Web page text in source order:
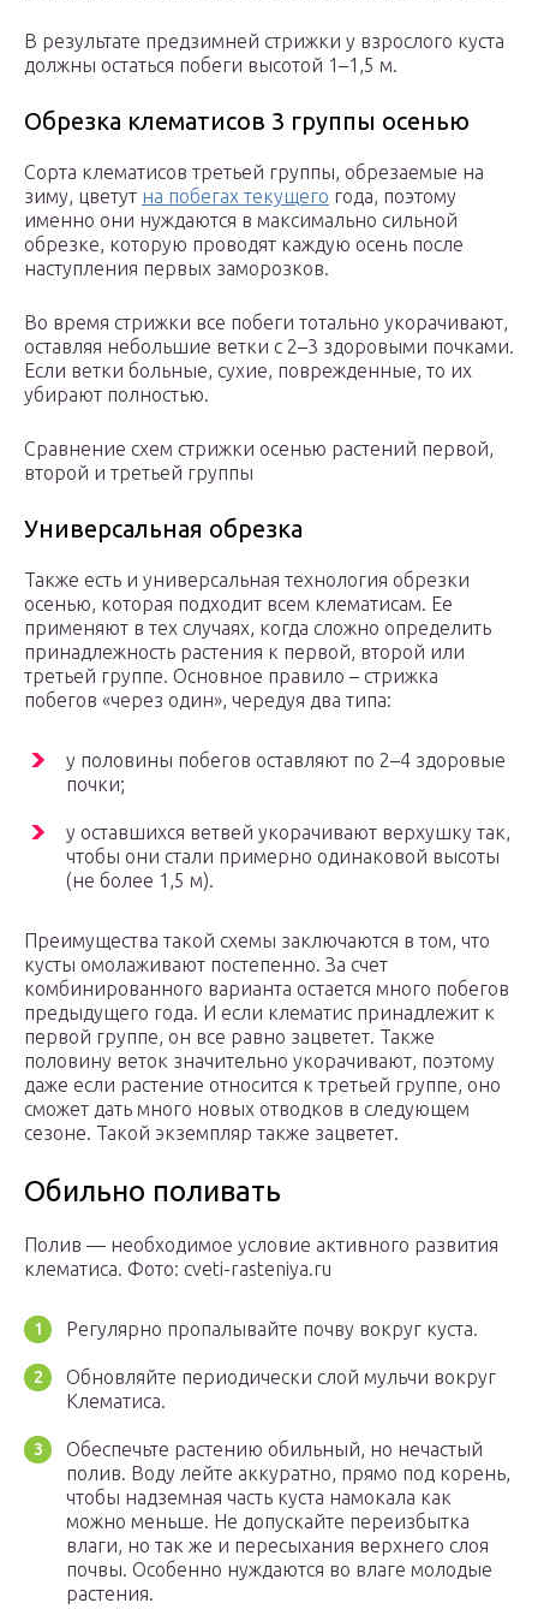
В результате предзимней стрижки у взрослого куста
должны остаться побеги высотой 1–1,5 м.
Обрезка клематисов 3 группы осенью
Сорта клематисов третьей группы, обрезаемые на
зиму, цветут на побегах текущего года, поэтому
именно они нуждаются в максимально сильной
обрезке, которую проводят каждую осень после
наступления первых заморозков.
Во время стрижки все побеги тотально укорачивают,
оставляя небольшие ветки с 2–3 здоровыми почками.
Если ветки больные, сухие, поврежденные, то их
убирают полностью.
Сравнение схем стрижки осенью растений первой,
второй и третьей группы
Универсальная обрезка
Также есть и универсальная технология обрезки
осенью, которая подходит всем клематисам. Ее
применяют в тех случаях, когда сложно определить
принадлежность растения к первой, второй или
третьей группе. Основное правило – стрижка
побегов «через один», чередуя два типа:
у половины побегов оставляют по 2–4 здоровые
почки;
у оставшихся ветвей укорачивают верхушку так,
чтобы они стали примерно одинаковой высоты
(не более 1,5 м).
Преимущества такой схемы заключаются в том, что
кусты омолаживают постепенно. За счет
комбинированного варианта остается много побегов
предыдущего года. И если клематис принадлежит к
первой группе, он все равно зацветет. Также
половину веток значительно укорачивают, поэтому
даже если растение относится к третьей группе, оно
сможет дать много новых отводков в следующем
сезоне. Такой экземпляр также зацветет.
Обильно поливать
Полив — необходимое условие активного развития
клематиса. Фото: cveti-rasteniya.ru
Регулярно пропалывайте почву вокруг куста.
Обновляйте периодически слой мульчи вокруг
Клематиса.
Обеспечьте растению обильный, но нечастый
полив. Воду лейте аккуратно, прямо под корень,
чтобы надземная часть куста намокала как
можно меньше. Не допускайте переизбытка
влаги, но так же и пересыхания верхнего слоя
почвы. Особенно нуждаются во влаге молодые
растения.